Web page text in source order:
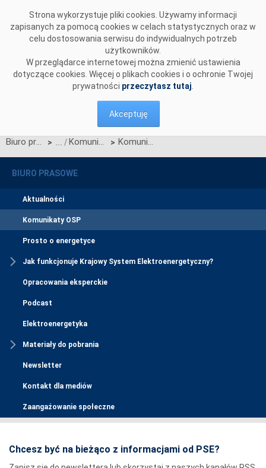
Strona wykorzystuje pliki cookies. Używamy informacji
zapisanych za pomocą cookies w celach statystycznych oraz w
celu dostosowania serwisu do indywidualnych potrzeb
użytkowników.
W przeglądarce internetowej można zmienić ustawienia
dotyczące cookies. Więcej o plikach cookies i o ochronie Twojej
prywatności przeczytasz tutaj
Akceptuję
Biuro prasowe > Komunikaty OSP > Komunikat OSP dotyczący zawieszenia procesu Jednolitego łączenia Rynków Dnia Bieżącego w dniu 13.11.2023.
BIURO PRASOWE
Aktualności
Komunikaty OSP
Prosto o energetyce
Jak funkcjonuje Krajowy System Elektroenergetyczny?
Opracowania eksperckie
Podcast
Elektroenergetyka
Materiały do pobrania
Newsletter
Kontakt dla mediów
Zaangażowanie społeczne
Chcesz być na bieżąco z informacjami od PSE?